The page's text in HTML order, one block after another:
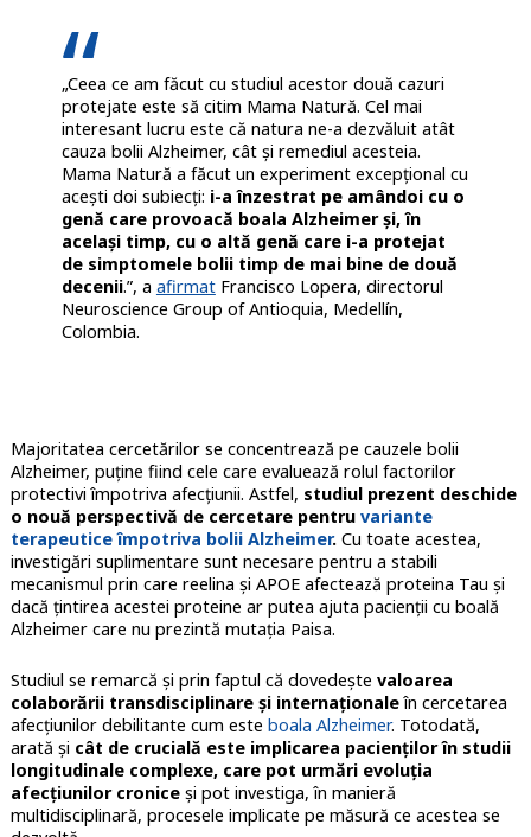
„Ceea ce am făcut cu studiul acestor două cazuri
protejate este să citim Mama Natură. Cel mai
interesant lucru este că natura ne-a dezvăluit atât
cauza bolii Alzheimer, cât și remediul acesteia.
Mama Natură a făcut un experiment excepțional cu
acești doi subiecți: i-a înzestrat pe amândoi cu o
genă care provoacă boala Alzheimer și, în
același timp, cu o altă genă care i-a protejat
de simptomele bolii timp de mai bine de două
decenii.”, a afirmatFrancisco Lopera, directorul
Neuroscience Group of Antioquia, Medellín,
Colombia.
Majoritatea cercetărilor se concentrează pe cauzele bolii
Alzheimer, puține fiind cele care evaluează rolul factorilor
protectivi împotriva afecțiunii. Astfel, studiul prezent deschide
o nouă perspectivă de cercetare pentru variante
terapeutice împotriva bolii Alzheimer.Cu toate acestea,
investigări suplimentare sunt necesare pentru a stabili
mecanismul prin care reelina și APOE afectează proteina Tau și
dacă țintirea acestei proteine ar putea ajuta pacienții cu boală
Alzheimer care nu prezintă mutația Paisa.
Studiul se remarcă și prin faptul că dovedește valoarea
colaborării transdisciplinare și internaționaleîn cercetarea
afecțiunilor debilitante cum este boala Alzheimer. Totodată,
arată și cât de crucială este implicarea pacienților în studii
longitudinale complexe, care pot urmări evoluția
afecțiunilor croniceși pot investiga, în manieră
multidisciplinară, procesele implicate pe măsură ce acestea se